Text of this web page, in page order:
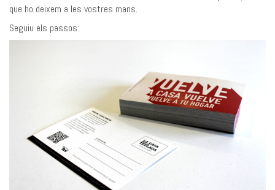
que ho deixem a les vostres mans.
Seguiu els passos: